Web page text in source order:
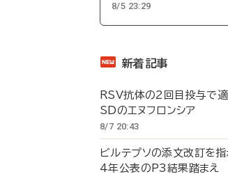
8/5 23:29
新着記事
RSV抗体の2回目投与で
SDのエヌフロンシア
8/7 20:43
ビルテプソの添文改訂
4年公表のP3結果踏まえ